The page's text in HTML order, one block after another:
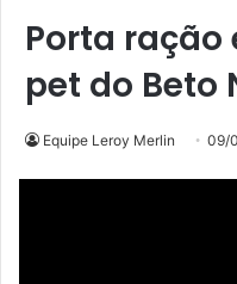
Porta
pet do Beto
Equipe Leroy Merlin 09/